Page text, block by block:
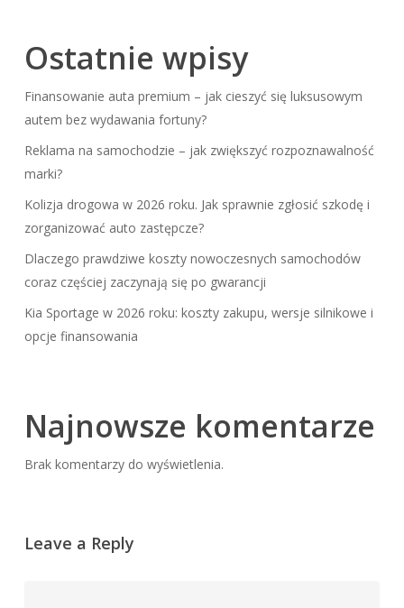
Ostatnie wpisy
Finansowanie auta premium – jak cieszyć się luksusowym
autem bez wydawania fortuny?
Reklama na samochodzie – jak zwiększyć rozpoznawalność
marki?
Kolizja drogowa w 2026 roku. Jak sprawnie zgłosić szkodę i
zorganizować auto zastępcze?
Dlaczego prawdziwe koszty nowoczesnych samochodów
coraz częściej zaczynają się po gwarancji
Kia Sportage w 2026 roku: koszty zakupu, wersje silnikowe i
opcje finansowania
Najnowsze komentarze
Brak komentarzy do wyświetlenia.
Leave a Reply